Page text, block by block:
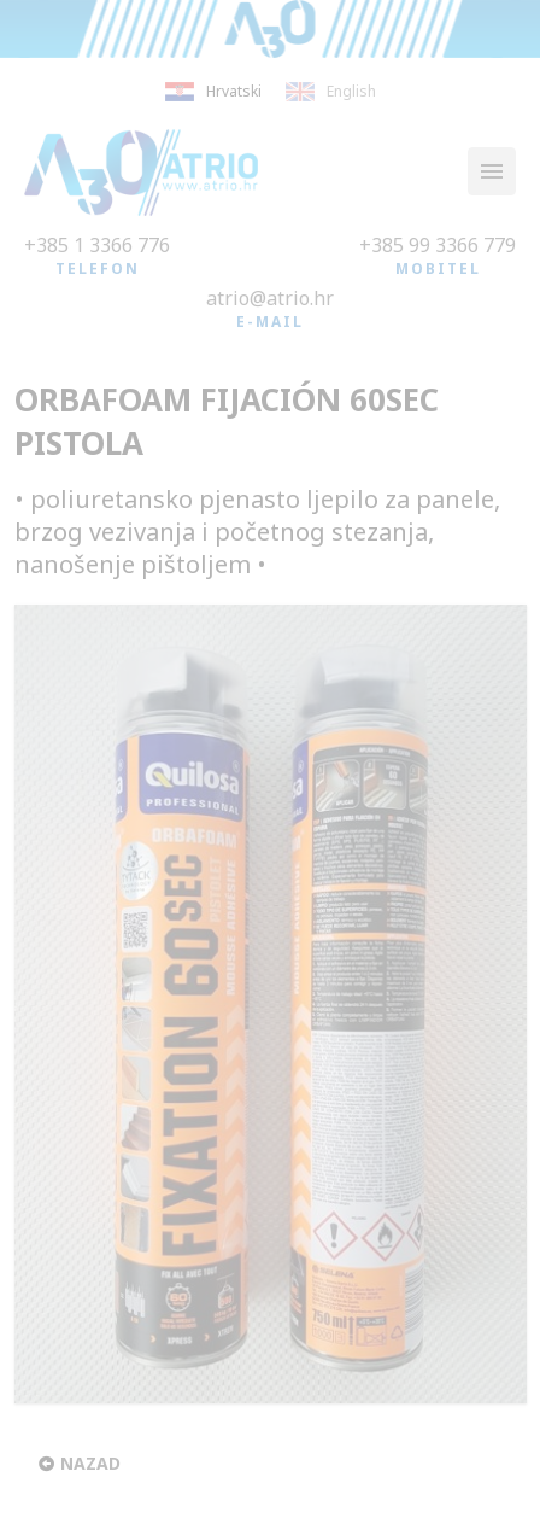
Hrvatski English
+385 1 3366 776
TELEFON
+385 99 3366 779
MOBITEL
atrio@atrio.hr
E-MAIL
ORBAFOAM FIJACIÓN 60SEC
PISTOLA
• poliuretansko pjenasto ljepilo za panele,
brzog vezivanja i početnog stezanja,
nanošenje pištoljem •
NAZAD